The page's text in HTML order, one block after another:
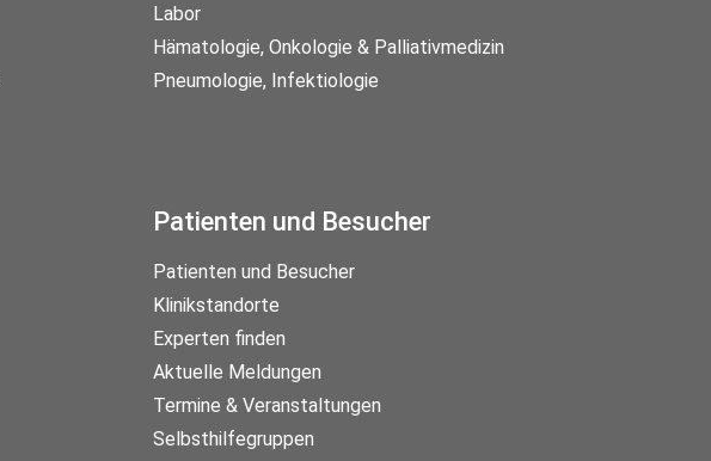
Labor
Hämatologie, Onkologie & Palliativmedizin
Pneumologie, Infektiologie
Patienten und Besucher
Patienten und Besucher
Klinikstandorte
Experten finden
Aktuelle Meldungen
Termine & Veranstaltungen
Selbsthilfegruppen